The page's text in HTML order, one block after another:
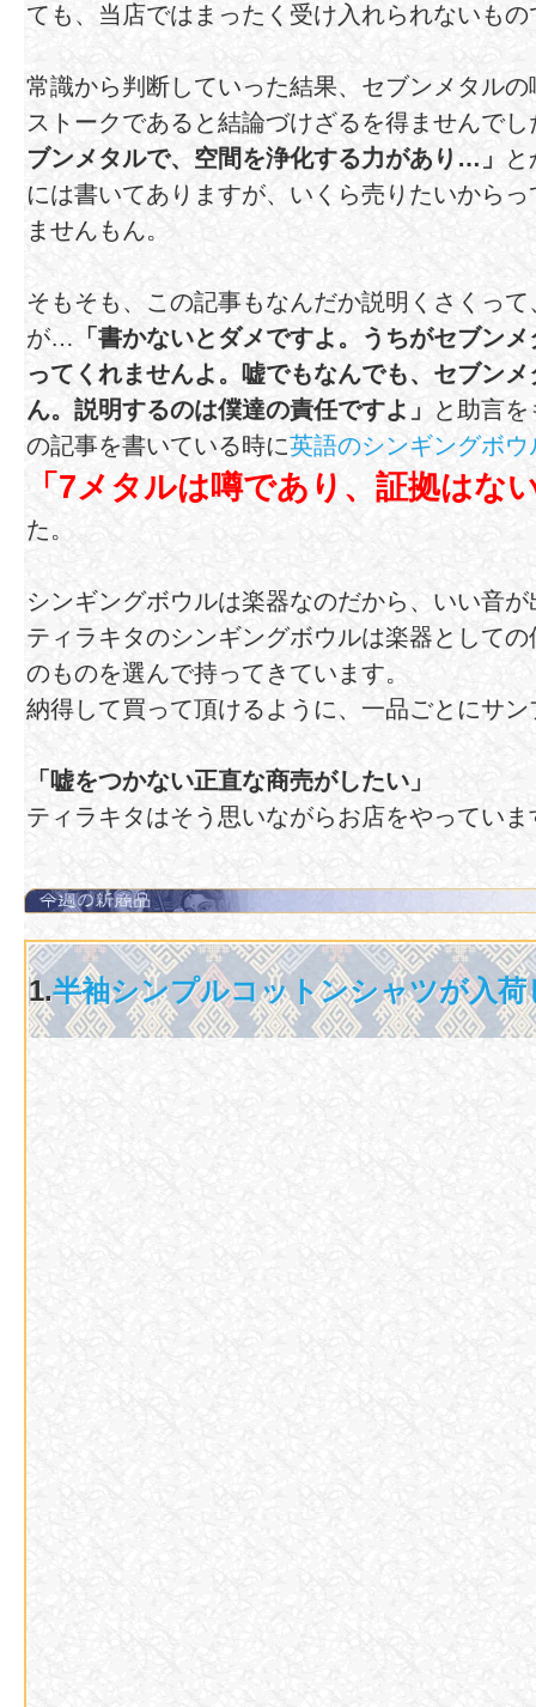
ても、当店ではまったく受け入れられないもの
常識から判断していった結果、セブンメタル
ストークであると結論づけざるを得ませんでし
ブンメタルで、空間を浄化する力があり…」
には書いてありますが、いくら売りたいから
ませんもん。
そもそも、この記事もなんだか説明くさくっ
が… 「書かないとダメですよ。うちがセブン
ってくれませんよ。嘘でもなんでも、セブン
ん。説明するのは僕達の責任ですよ」
と助言
の記事を書いている時に英語のシンギングボ
「7メタルは噂であり、証拠はな
た。
シンギングボウルは楽器なのだから、いい音
ティラキタのシンギングボウルは楽器として
のものを選んで持ってきています。
納得して買って頂けるように、一品ごとにサ
「嘘をつかない正直な商売がしたい」
ティラキタはそう思いながらお店をやっていま
1.半袖シンプルコットンシャツが入荷